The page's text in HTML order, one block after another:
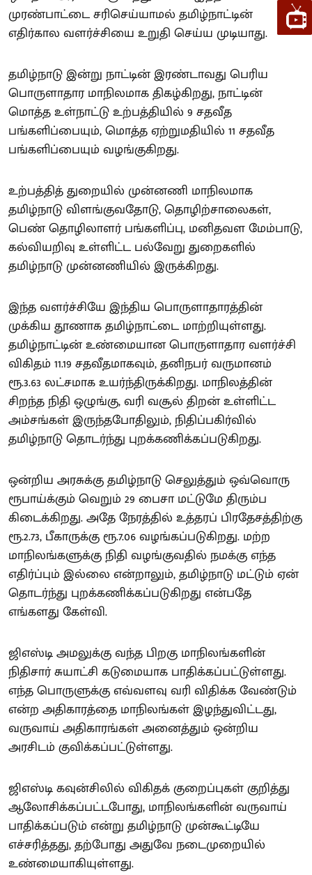
முரண்பாட்டை சரிசெய்யாமல் தமிழ்நாட்டின்
எதிர்கால வளர்ச்சியை உறுதி செய்ய முடியாது.
தமிழ்நாடு இன்று நாட்டின் இரண்டாவது பெரிய
பொருளாதார மாநிலமாக திகழ்கிறது, நாட்டின்
மொத்த உள்நாட்டு உற்பத்தியில் 9 சதவீத
பங்களிப்பையும், மொத்த ஏற்றுமதியில் 11 சதவீத
பங்களிப்பையும் வழங்குகிறது.
உற்பத்தித் துறையில் முன்னணி மாநிலமாக
தமிழ்நாடு விளங்குவதோடு, தொழிற்சாலைகள்,
பெண் தொழிலாளர் பங்களிப்பு, மனிதவள மேம்பாடு,
கல்வியறிவு உள்ளிட்ட பல்வேறு துறைகளில்
தமிழ்நாடு முன்னணியில் இருக்கிறது.
இந்த வளர்ச்சியே இந்திய பொருளாதாரத்தின்
முக்கிய தூணாக தமிழ்நாட்டை மாற்றியுள்ளது.
தமிழ்நாட்டின் உண்மையான பொருளாதார வளர்ச்சி
விகிதம் 11.19 சதவீதமாகவும், தனிநபர் வருமானம்
ரூ.3.63 லட்சமாக உயர்ந்திருக்கிறது. மாநிலத்தின்
சிறந்த நிதி ஒழுங்கு, வரி வசூல் திறன் உள்ளிட்ட
அம்சங்கள் இருந்தபோதிலும், நிதிப்பகிர்வில்
தமிழ்நாடு தொடர்ந்து புறக்கணிக்கப்படுகிறது.
ஒன்றிய அரசுக்கு தமிழ்நாடு செலுத்தும் ஒவ்வொரு
ரூபாய்க்கும் வெறும் 29 பைசா மட்டுமே திரும்ப
கிடைக்கிறது. அதே நேரத்தில் உத்தரப் பிரதேசத்திற்கு
ரூ.2.73, பீகாருக்கு ரூ.7.06 வழங்கப்படுகிறது. மற்ற
மாநிலங்களுக்கு நிதி வழங்குவதில் நமக்கு எந்த
எதிர்ப்பும் இல்லை என்றாலும், தமிழ்நாடு மட்டும் ஏன்
தொடர்ந்து புறக்கணிக்கப்படுகிறது என்பதே
எங்களது கேள்வி.
ஜிஎஸ்டி அமலுக்கு வந்த பிறகு மாநிலங்களின்
நிதிசார் சுயாட்சி கடுமையாக பாதிக்கப்பட்டுள்ளது.
எந்த பொருளுக்கு எவ்வளவு வரி விதிக்க வேண்டும்
என்ற அதிகாரத்தை மாநிலங்கள் இழந்துவிட்டது,
வருவாய் அதிகாரங்கள் அனைத்தும் ஒன்றிய
அரசிடம் குவிக்கப்பட்டுள்ளது.
ஜிஎஸ்டி கவுன்சிலில் விகிதக் குறைப்புகள் குறித்து
ஆலோசிக்கப்பட்டபோது, மாநிலங்களின் வருவாய்
பாதிக்கப்படும் என்று தமிழ்நாடு முன்கூட்டியே
எச்சரித்தது, தற்போது அதுவே நடைமுறையில்
உண்மையாகியுள்ளது.